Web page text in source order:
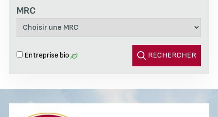
MRC
Entreprise bio RECHERCHER